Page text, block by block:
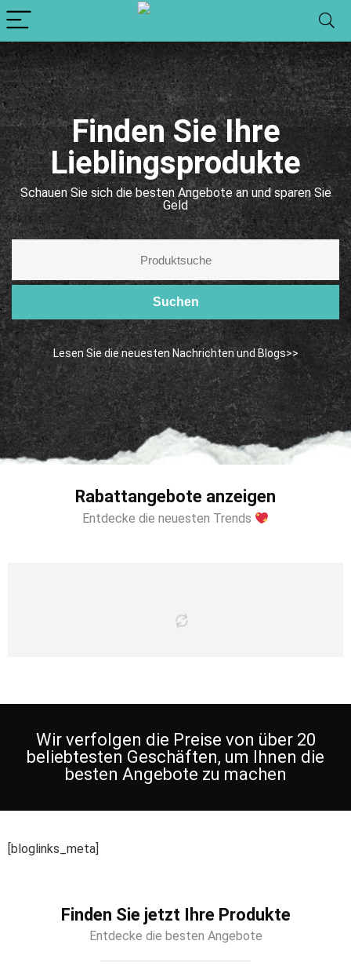
Finden Sie Ihre
Lieblingsprodukte
Schauen Sie sich die besten Angebote an und sparen Sie
Geld
Suchen
Lesen Sie die neuesten Nachrichten und Blogs>>
Rabattangebote anzeigen
Entdecke die neuesten Trends
Wir verfolgen die Preise von über 20
beliebtesten Geschäften, um Ihnen die
besten Angebote zu machen
[bloglinks_meta]
Finden Sie jetzt Ihre Produkte
Entdecke die besten Angebote